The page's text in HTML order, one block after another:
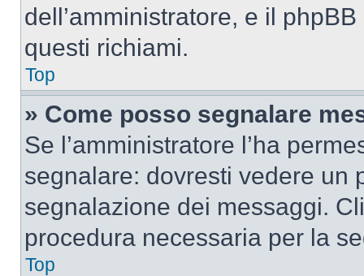
dell’amministratore, e il
questi richiami.
Top
» Come posso segnalare
Se l’amministratore l’ha
segnalare: dovresti vedere un
segnalazione dei messaggi.
procedura necessaria per la
Top